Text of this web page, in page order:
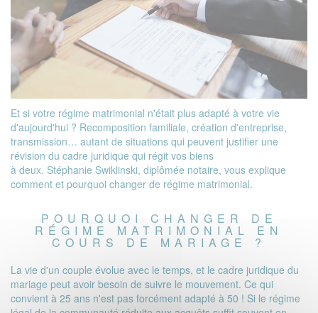
Et si votre régime matrimonial n'était plus adapté à votre vie
d'aujourd'hui ? Recomposition familiale, création d'entreprise,
transmission… autant de situations qui peuvent justifier une
révision du cadre juridique qui régit vos biens
à deux. Stéphanie Swiklinski, diplômée notaire, vous explique
comment et pourquoi changer de régime matrimonial.
POURQUOI CHANGER DE
RÉGIME MATRIMONIAL EN
COURS DE MARIAGE ?
La vie d'un couple évolue avec le temps, et le cadre juridique du
mariage peut avoir besoin de suivre le mouvement. Ce qui
convient à 25 ans n'est pas forcément adapté à 50 ! Si le régime